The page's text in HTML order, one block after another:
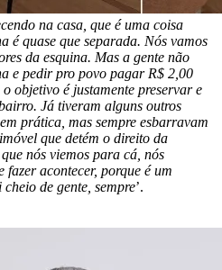
na casa, que é uma coisa
é quase que separada. Nós vamos
da esquina. Mas a gente não
e pedir pro povo pagar R$ 2,00
objetivo é justamente preservar e
Já tiveram alguns outros
prática, mas sempre esbarravam
que detém o direito da
nós viemos para cá, nós
fazer acontecer, porque é um
de gente, sempre’.